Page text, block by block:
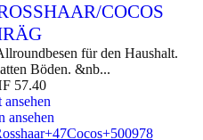
COCOS
für den Haushalt.
Böden. &nb...
57.40
ansehen